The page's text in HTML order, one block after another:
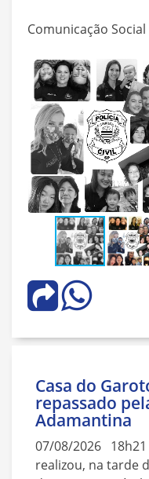
Comunicação Social
Casa do
repassado
Adamantina
07/08/2026
realizou, na tarde